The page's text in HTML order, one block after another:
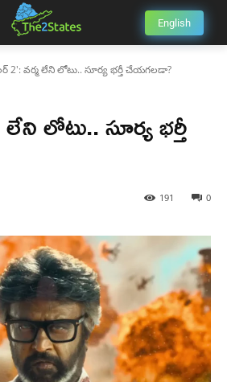
English
2': వర్మ లేని లోటు.. సూర్య భర్తీ చేయగలడా?
లేని లోటు.. సూర్య భర్తీ
0
191